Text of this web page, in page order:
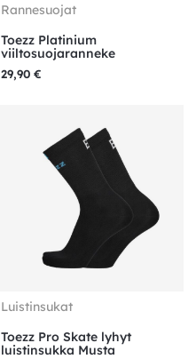
Rannesuojat
Toezz Platinium
viiltosuojaranneke
29,90 €
Luistinsukat
Toezz Pro Skate lyhyt
luistinsukka Musta